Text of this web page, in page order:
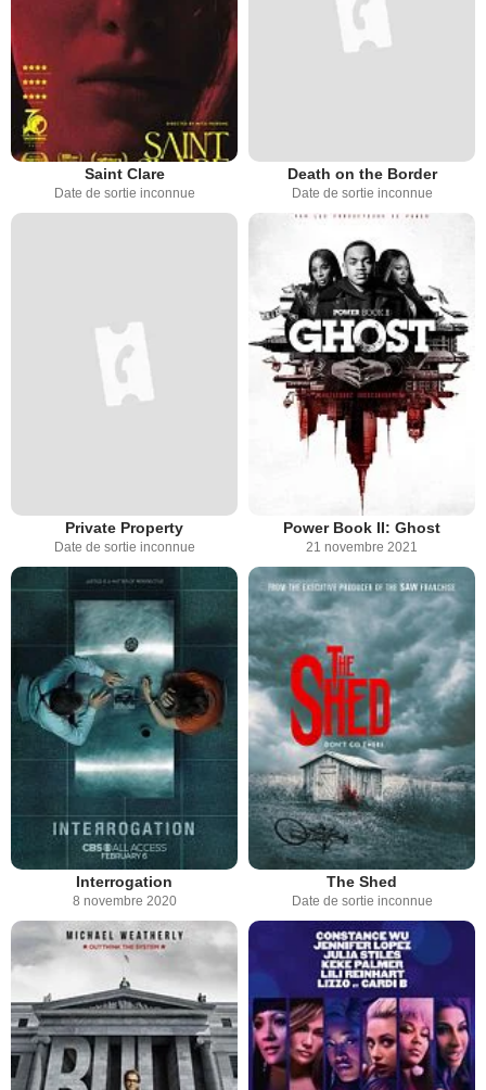
Saint Clare
Date de sortie inconnue
Death on the Border
Date de sortie inconnue
Private Property
Date de sortie inconnue
Power Book II: Ghost
21 novembre 2021
Interrogation
8 novembre 2020
The Shed
Date de sortie inconnue